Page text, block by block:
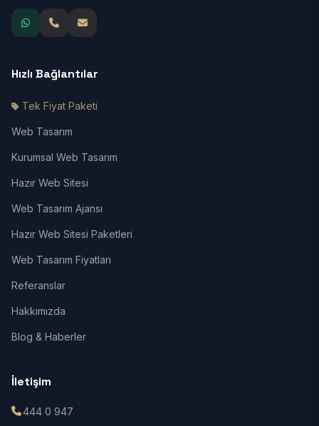
Hızlı Bağlantılar
Tek Fiyat Paketi
Web Tasarım
Kurumsal Web Tasarım
Hazır Web Sitesi
Web Tasarım Ajansı
Hazır Web Sitesi Paketleri
Web Tasarım Fiyatları
Referanslar
Hakkımızda
Blog & Haberler
İletişim
444 0 947